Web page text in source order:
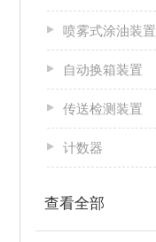
喷雾式涂油装置
自动换箱装置
传送检测装置
计数器
查看全部